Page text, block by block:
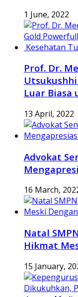
1 June, 2022
Prof. Dr.
Luar Biasa
13 April, 2022
Advokat
16 March,
Natal
Hikmat
15 January,